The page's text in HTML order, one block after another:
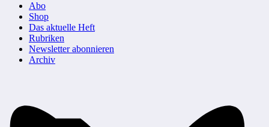
Abo
Shop
Das aktuelle Heft
Rubriken
Newsletter abonnieren
Archiv